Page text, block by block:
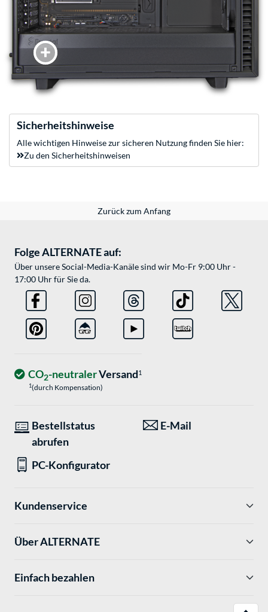
Sicherheitshinweise
Alle wichtigen Hinweise zur sicheren Nutzung finden Sie hier:
Zu den Sicherheitshinweisen
Zurück zum Anfang
Folge ALTERNATE auf:
Über unsere Social-Media-Kanäle sind wir Mo-Fr 9:00 Uhr -
17:00 Uhr für Sie da.
CO2-neutralerVersand1
1(durch Kompensation)
Bestellstatus
abrufen
E-Mail
PC-Konfigurator
Kundenservice
Über ALTERNATE
Einfach bezahlen